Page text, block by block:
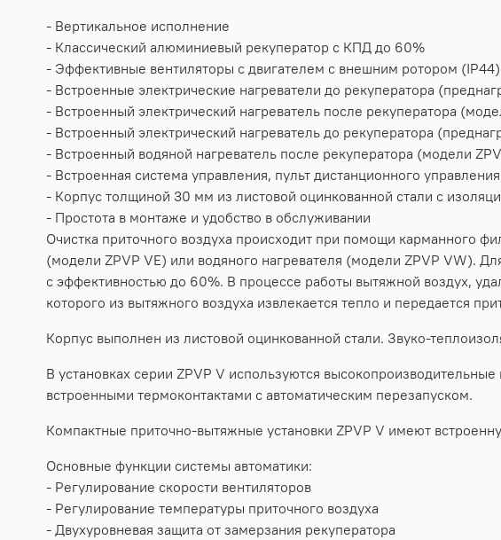
- Вертикальное исполнение
- Классический алюминиевый рекуператор с КПД до 60%
- Эффективные вентиляторы с двигателем с внешним ротором (IP44)
- Встроенные электрические нагреватели до рекуператора
- Встроенный электрический нагреватель после рекуператора
- Встроенный электрический нагреватель до рекуператора
- Встроенный водяной нагреватель после рекуператора (модели
- Встроенная система управления, пульт дистанционного
- Корпус толщиной 30 мм из листовой оцинкованной стали с
- Простота в монтаже и удобство в обслуживании
Очистка приточного воздуха происходит при помощи карманного
(модели ZPVP VE) или водяного нагревателя (модели ZPVP VW).
с эффективностью до 60%. В процессе работы вытяжной воздух,
которого из вытяжного воздуха извлекается тепло и передается
Корпус выполнен из листовой оцинкованной стали. Звуко-
В установках серии ZPVP V используются
встроенными термоконтактами с автоматическим перезапуском.
Компактные приточно-вытяжные установки ZPVP V имеют
Основные функции системы автоматики:
- Регулирование скорости вентиляторов
- Регулирование температуры приточного воздуха
- Двухуровневая защита от замерзания рекуператора